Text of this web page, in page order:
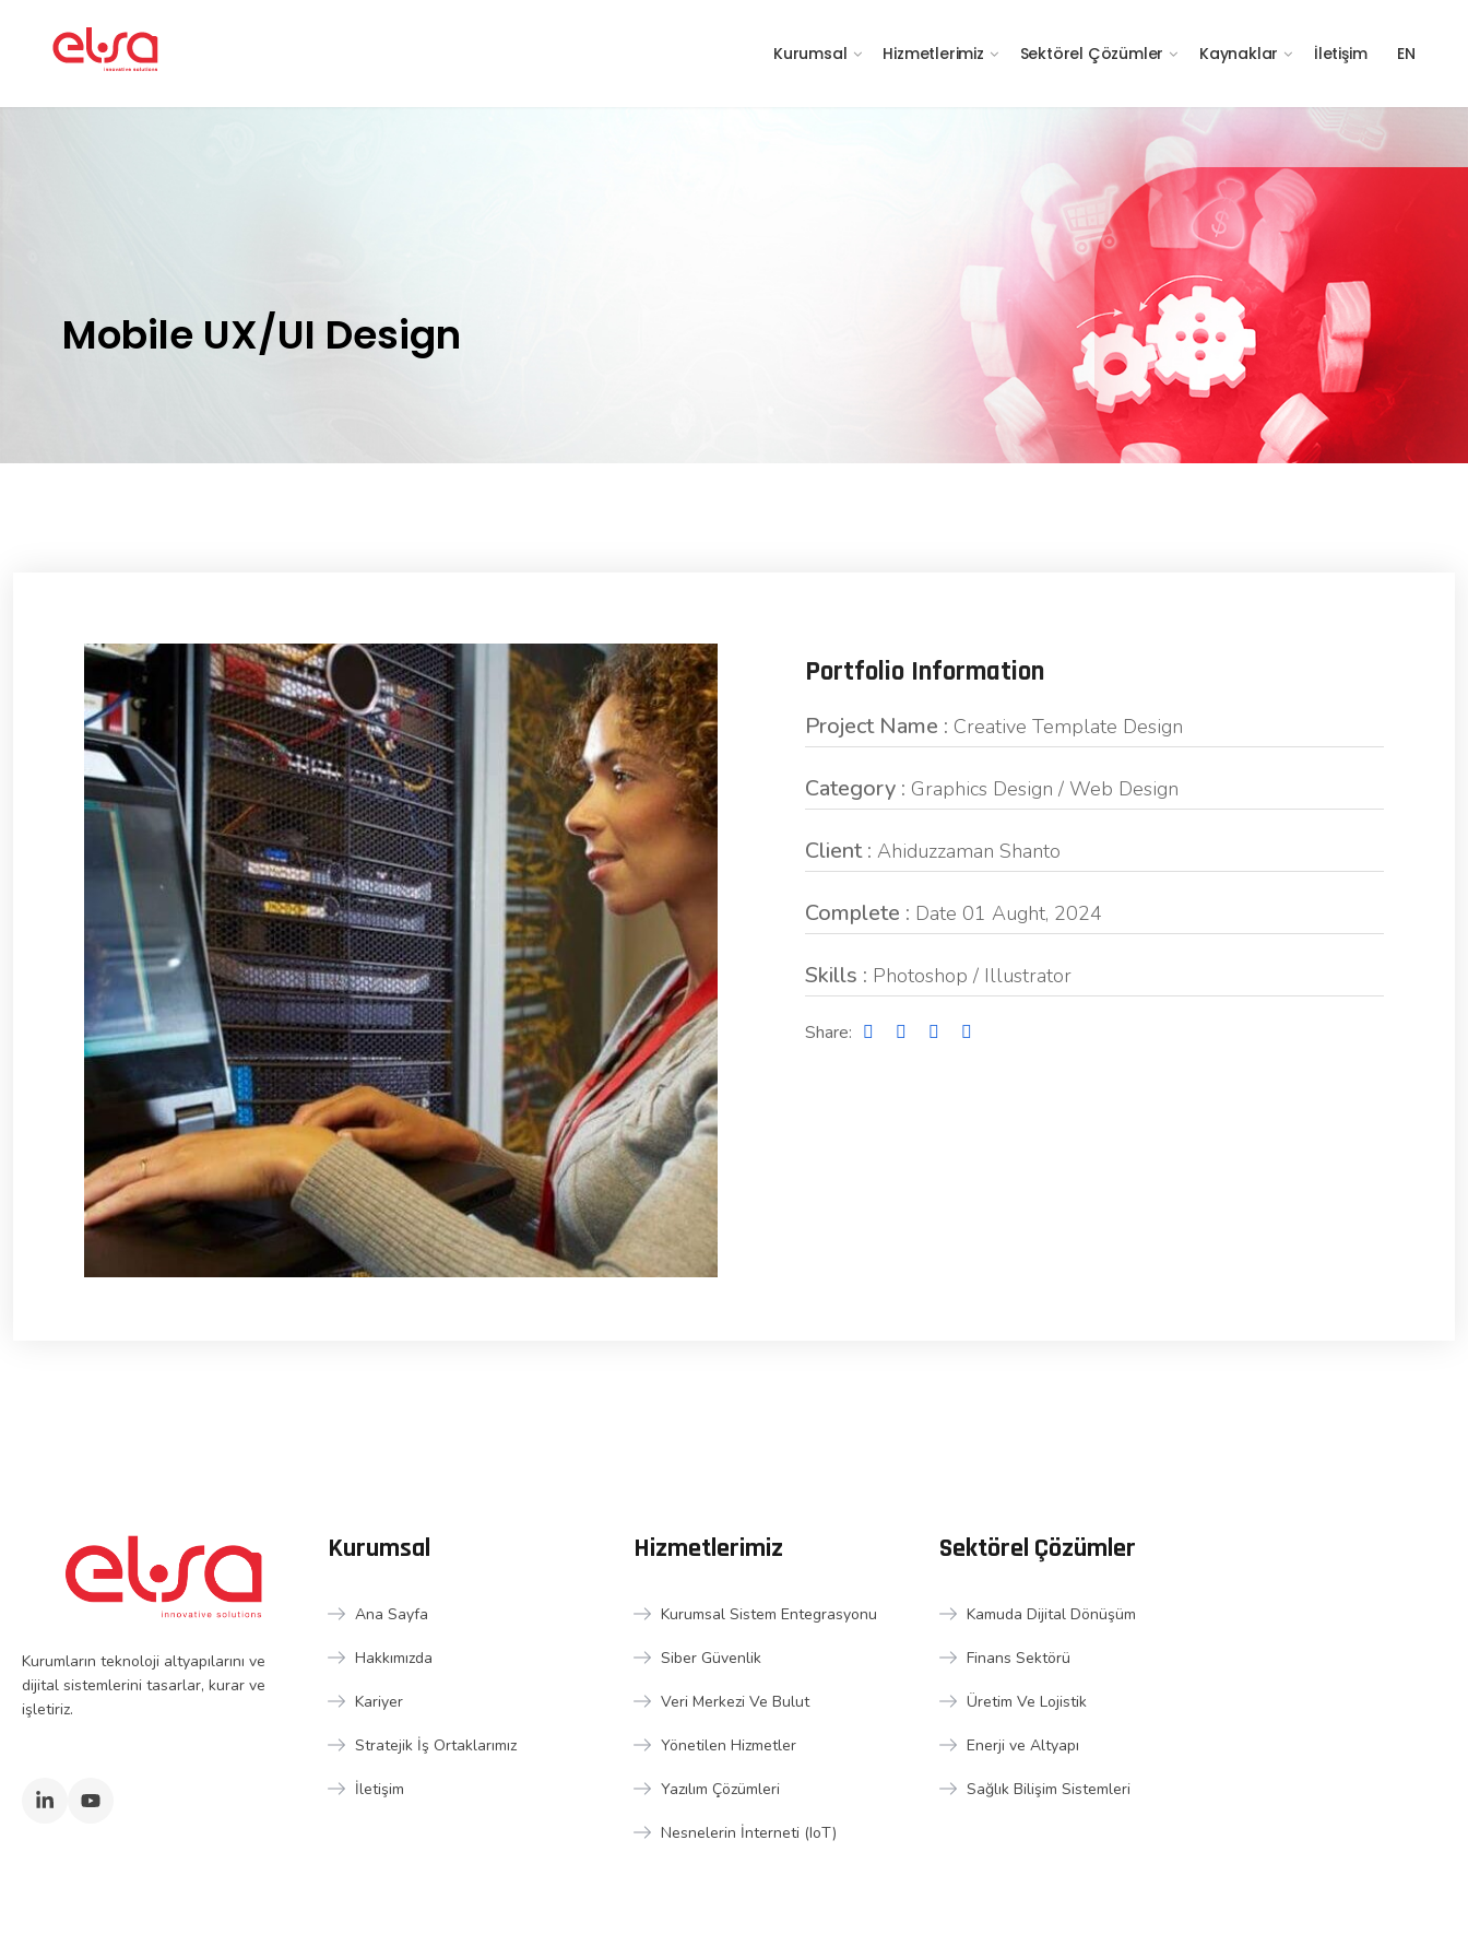
Kurumsal Hizmetlerimiz Sektörel Çözümler Kaynaklar İletişim EN
Mobile UX/UI Design
Portfolio Information
Project Name : Creative Template Design
Category : Graphics Design / Web Design
Client : Ahiduzzaman Shanto
Complete : Date 01 Aught, 2024
Skills : Photoshop / Illustrator
Share:
Kurumların teknoloji altyapılarını ve
dijital sistemlerini tasarlar, kurar ve
işletiriz.
Kurumsal
Ana Sayfa
Hakkımızda
Kariyer
Stratejik İş Ortaklarımız
İletişim
Hizmetlerimiz
Kurumsal Sistem Entegrasyonu
Siber Güvenlik
Veri Merkezi Ve Bulut
Yönetilen Hizmetler
Yazılım Çözümleri
Nesnelerin İnterneti (IoT)
Sektörel Çözümler
Kamuda Dijital Dönüşüm
Finans Sektörü
Üretim Ve Lojistik
Enerji ve Altyapı
Sağlık Bilişim Sistemleri